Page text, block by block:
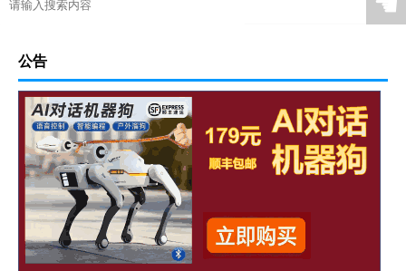
公告